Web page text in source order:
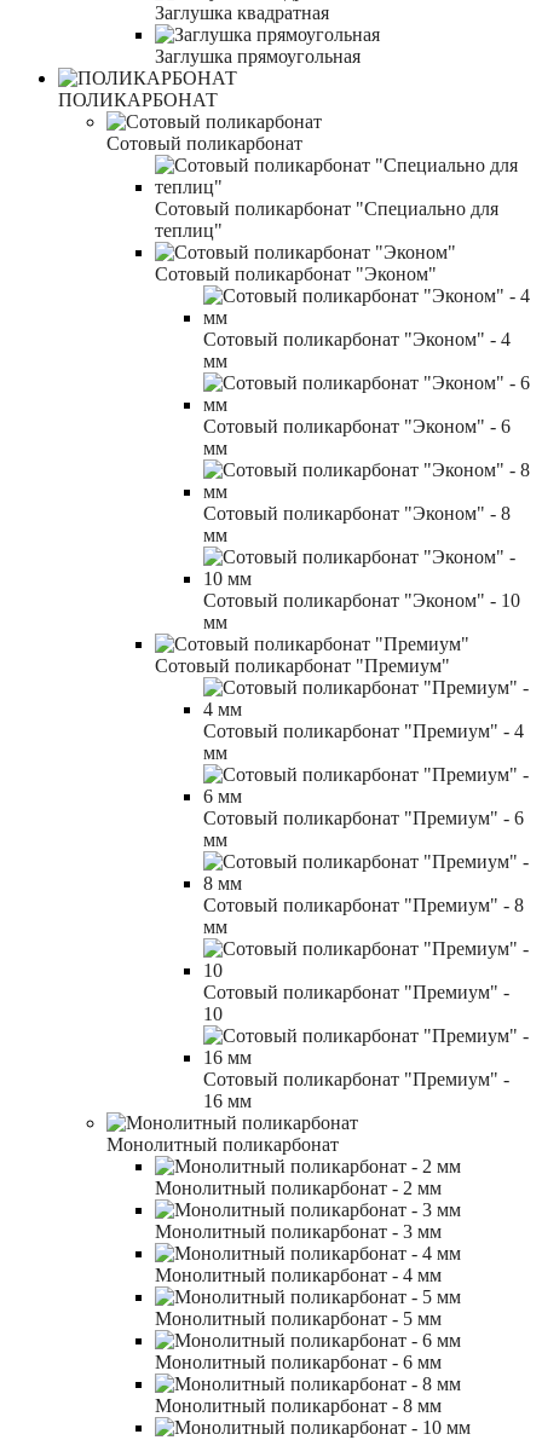
Заглушка квадратная
Заглушка прямоугольная
ПОЛИКАРБОНАТ
Сотовый поликарбонат
Сотовый поликарбонат "Специально для
теплиц"
Сотовый поликарбонат "Эконом"
Сотовый поликарбонат "Эконом" - 4
мм
Сотовый поликарбонат "Эконом" - 6
мм
Сотовый поликарбонат "Эконом" - 8
мм
Сотовый поликарбонат "Эконом" - 10
мм
Сотовый поликарбонат "Премиум"
Сотовый поликарбонат "Премиум" - 4
мм
Сотовый поликарбонат "Премиум" - 6
мм
Сотовый поликарбонат "Премиум" - 8
мм
Сотовый поликарбонат "Премиум" -
10
Сотовый поликарбонат "Премиум" -
16 мм
Монолитный поликарбонат
Монолитный поликарбонат - 2 мм
Монолитный поликарбонат - 3 мм
Монолитный поликарбонат - 4 мм
Монолитный поликарбонат - 5 мм
Монолитный поликарбонат - 6 мм
Монолитный поликарбонат - 8 мм